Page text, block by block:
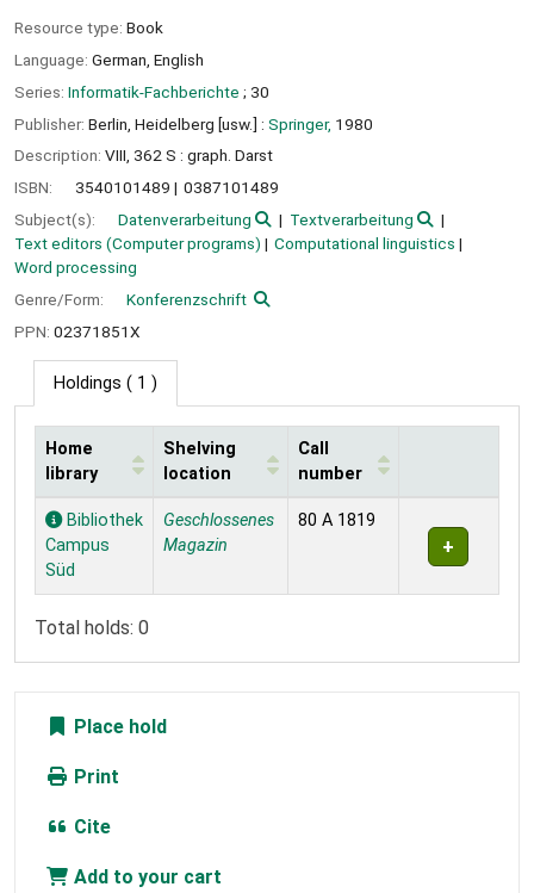
Resource type: Book
Language: German English
Series: Informatik-Fachberichte ; 30
Publisher: Berlin, Heidelberg [usw.] : Springer, 1980
Description: VIII, 362 S : graph. Darst
ISBN:
3540101489
0387101489
Subject(s):
Datenverarbeitung
Textverarbeitung
Text editors (Computer programs)
Computational linguistics
Word processing
Genre/Form:
Konferenzschrift
PPN: 02371851X
Holdings ( 1 )
Holdings
Home
library
Shelving
location
Call
number
Bibliothek
Campus
Süd
Geschlossenes
Magazin
80 A 1819
Total holds: 0
Place hold
Print
Cite
Add to your cart